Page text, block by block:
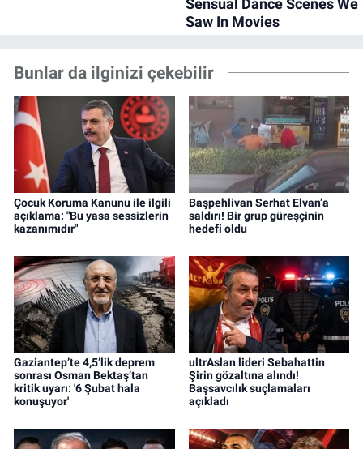
Bunlar da ilginizi çekebilir
Çocuk Koruma Kanunu ile ilgili
açıklama: "Bu yasa sessizlerin
kazanımıdır"
Başpehlivan Serhat Elvan’a
saldırı! Bir grup güreşçinin
hedefi oldu
Gaziantep’te 4,5’lik deprem
sonrası Osman Bektaş’tan
kritik uyarı: '6 Şubat hala
konuşuyor'
ultrAslan lideri Sebahattin
Şirin gözaltına alındı!
Başsavcılık suçlamaları
açıkladı